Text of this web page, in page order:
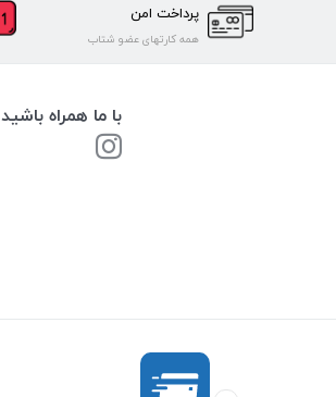
پرداخت امن
همه کارتهای عضو شتاب
با ما همراه باشید